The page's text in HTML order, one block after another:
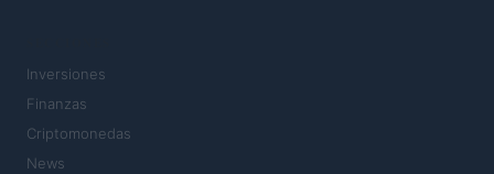
Inversiones
Finanzas
Criptomonedas
News